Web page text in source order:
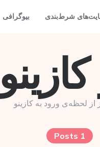
شرط‌بندی بیوگرافی
از لحظه‌ی ورود به کازینو
1 Posts